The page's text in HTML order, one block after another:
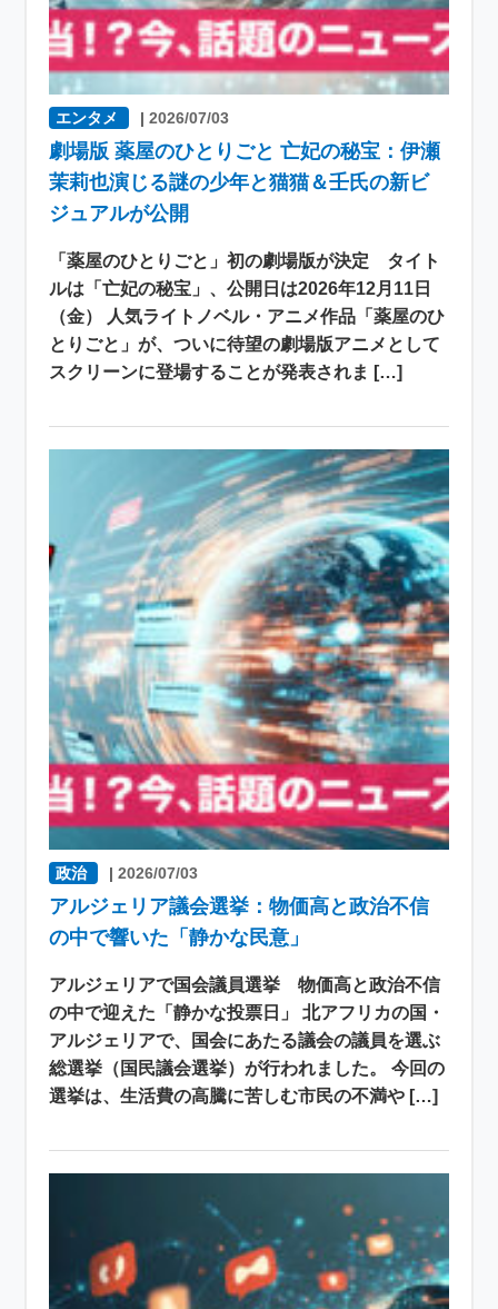
エンタメ |2026/07/03
劇場版 薬屋のひとりごと 亡妃の秘宝：伊瀬
茉莉也演じる謎の少年と猫猫＆壬氏の新ビ
ジュアルが公開
「薬屋のひとりごと」初の劇場版が決定 タイト
ルは「亡妃の秘宝」、公開日は2026年12月11日
（金） 人気ライトノベル・アニメ作品「薬屋のひ
とりごと」が、ついに待望の劇場版アニメとして
スクリーンに登場することが発表されま […]
政治 |2026/07/03
アルジェリア議会選挙：物価高と政治不信
の中で響いた「静かな民意」
アルジェリアで国会議員選挙 物価高と政治不信
の中で迎えた「静かな投票日」 北アフリカの国・
アルジェリアで、国会にあたる議会の議員を選ぶ
総選挙（国民議会選挙）が行われました。 今回の
選挙は、生活費の高騰に苦しむ市民の不満や […]